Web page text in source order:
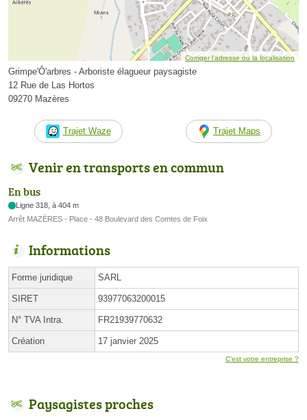
Corriger l’adresse ou la localisation
Grimpe'Ô'arbres - Arboriste élagueur paysagiste
12 Rue de Las Hortos
09270 Mazères
Trajet Waze Trajet Maps
Venir en transports en commun
En bus
Ligne 318, à 404 m
Arrêt MAZÈRES - Place - 48 Boulevard des Comtes de Foix
Informations
Forme juridique SARL
SIRET 93977063200015
N° TVA Intra. FR21939770632
Création 17 janvier 2025
C'est votre entreprise ?
Paysagistes proches